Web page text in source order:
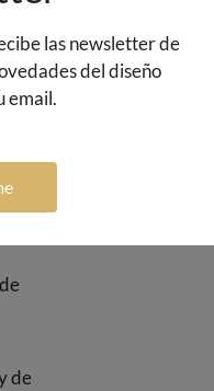
y
según
politica-
de
las newsletter de
del diseño
email.